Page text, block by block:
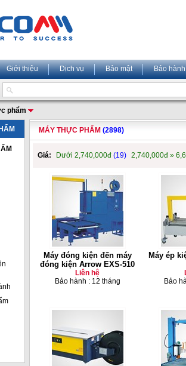
Giới thiệu Dịch vụ Bảo mật Bảo hành
phẩm
MÁY THỰC PHẨM (2898)
Giá: Dưới 2,740,000đ (19) 2,740,000đ »
Máy đóng kiện đến máy
đóng kiện Arrow EXS-510
Liên hệ
Bảo hành : 12 tháng
Máy ép
Bảo